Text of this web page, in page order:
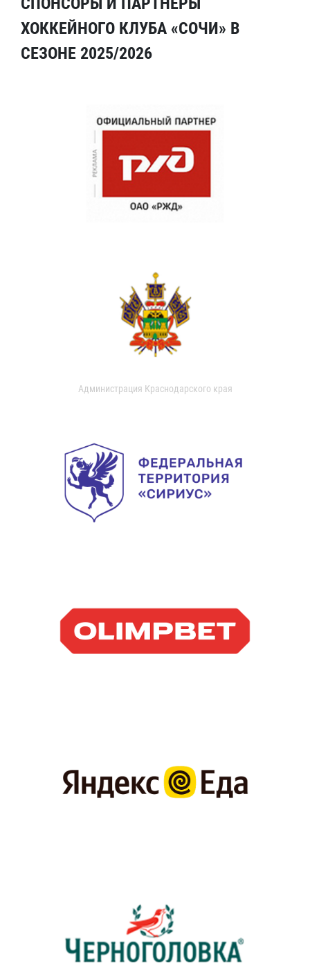
ХОККЕЙНОГО КЛУБА «СОЧИ» В
СЕЗОНЕ 2025/2026
Администрация Краснодарского края